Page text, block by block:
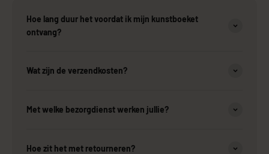
Hoe lang duur het voordat ik mijn kunstboeket
ontvang?
Wat zijn de verzendkosten?
Met welke bezorgdienst werken jullie?
Hoe zit het met retourneren?